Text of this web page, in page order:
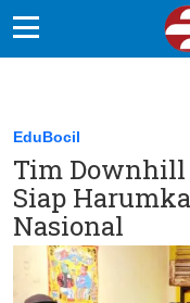
Sekolah Kita
Vokasi
Kampus
Idea
Sains
EduBocil
Tim Downhill
Siap
Nasional